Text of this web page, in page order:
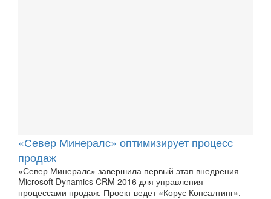
«Север Минералс» оптимизирует процесс
продаж
«Север Минералс» завершила первый этап внедрения
Microsoft Dynamics CRM 2016 для управления
процессами продаж. Проект ведет «Корус Консалтинг».